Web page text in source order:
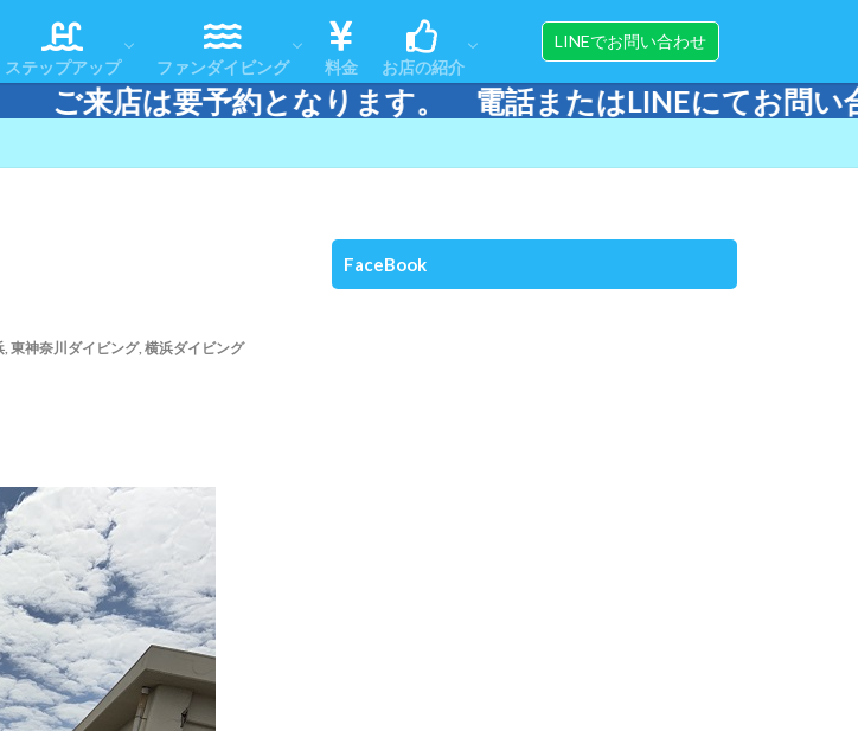
キンダイビング
ステップアップ
リフレッシュコース
アドバンスドOWコース
スペシャルティコース
レスキューダイバーコース
エマージェンシー・ファースト・レスポンス
マスタースクーバダイバー
ダイブマスターコース
テクニカルダイビング
ファンダイビング
おすすめツアー
アフターダイブ
ツアースケジュール
ダイビングエリアマップ
ダイビング・ログ
料金 お店の紹介
アクセス
スタッフ紹介
器材販売＆メンテナンス
LINEでお問い合わせ
ります。 電話またはLINEにてお問い合わせください。
, 東神奈川ダイビング, 横浜ダイビング
FaceBook
キンダイビング
リフレッシュコース
アドバンスドOWコース
スペシャルティコース
レスキューダイバーコース
エマージェンシー・ファースト・レスポンス
マスタースクーバダイバー
ダイブマスターコース
テクニカルダイビング おすすめツアー
アフターダイブ
ツアースケジュール
ダイビングエリアマップ
ダイビング・ログ アクセス
スタッフ紹介
器材販売＆メンテナンス